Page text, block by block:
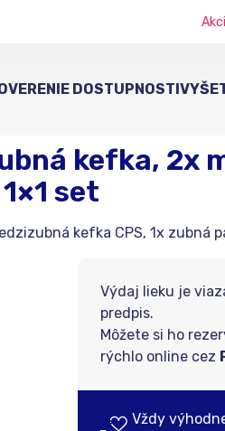
DOSTUPNOSTI
kefka, 2x
set
kefka CPS, 1x zubná
Výdaj lieku je
predpis.
Môžete si ho
rýchlo online cez
Vždy